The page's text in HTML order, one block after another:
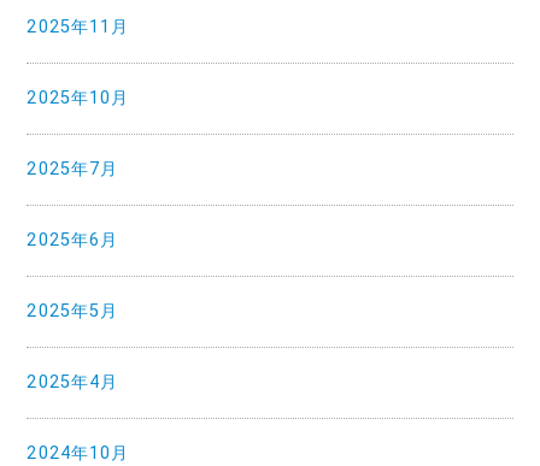
2025年11月
2025年10月
2025年7月
2025年6月
2025年5月
2025年4月
2024年10月